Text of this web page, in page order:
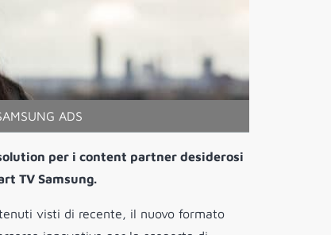
ADS
per i content partner desiderosi
TV Samsung.
visti di recente, il nuovo formato